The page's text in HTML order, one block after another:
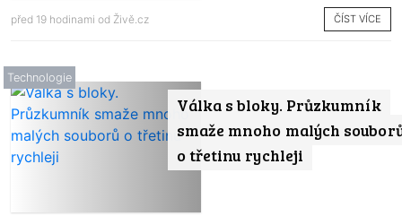
před 19 hodinami od Živě.cz ČÍST VÍCE
Válka s bloky. Průzkumník
smaže mnoho malých
o třetinu rychleji
Technologie